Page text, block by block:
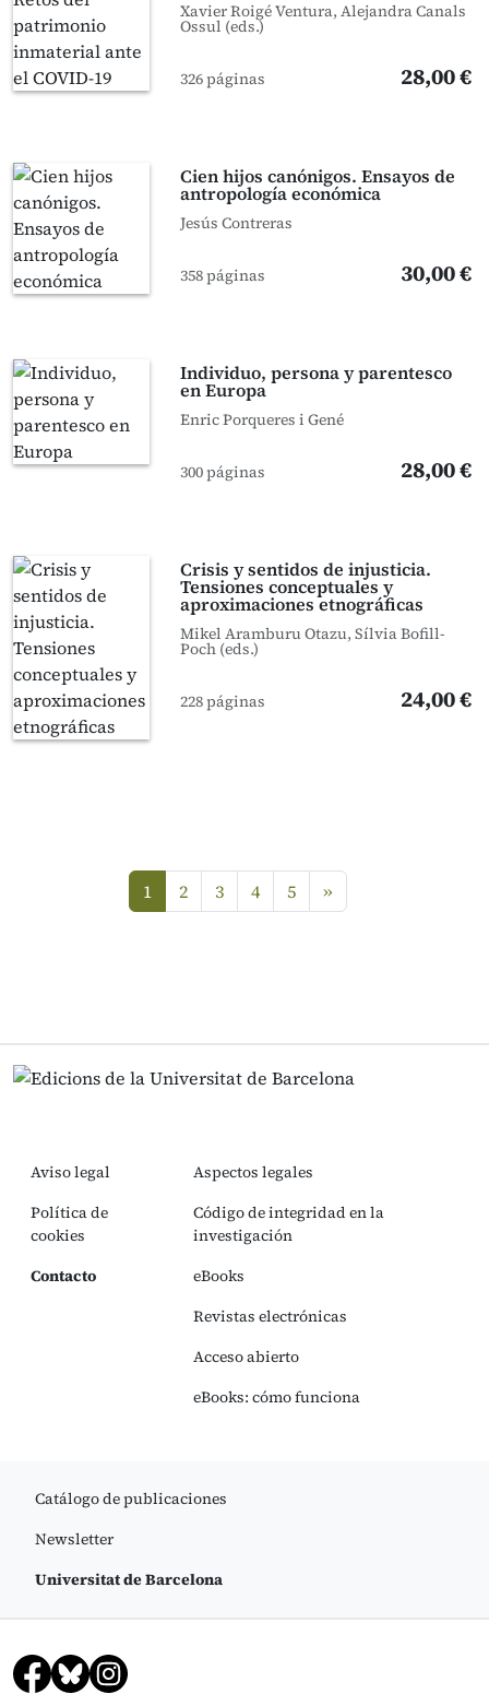
Xavier Roigé Ventura, Alejandra Canals
Ossul (eds.)
326 páginas 28,00 €
Cien hijos canónigos. Ensayos de
antropología económica
Jesús Contreras
358 páginas 30,00 €
Individuo, persona y parentesco
en Europa
Enric Porqueres i Gené
300 páginas 28,00 €
Crisis y sentidos de injusticia.
Tensiones conceptuales y
aproximaciones etnográficas
Mikel Aramburu Otazu, Sílvia Bofill-
Poch (eds.)
228 páginas 24,00 €
1
2 3 4 5 »siguiente
Aviso legal
Política de
cookies
Contacto
Aspectos legales
Código de integridad en la
investigación
eBooks
Revistas electrónicas
Acceso abierto
eBooks: cómo funciona
Catálogo de publicaciones
Newsletter
Universitat de Barcelona